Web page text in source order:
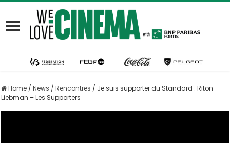
Home / News / Rencontres / Je suis supporter du Standard : Riton
Liebman – Les Supporters